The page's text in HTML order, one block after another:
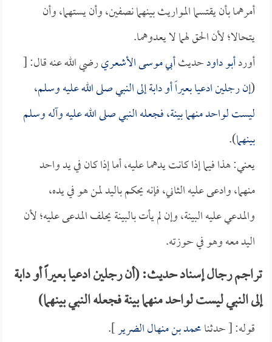
أمرهما بأن يقتسما المواريث بينهما نصفين، وأن يستهما، وأن
يتحالا؛ لأن الحق لهما لا يعدوهما.
أوردأبو داودحديثأبي موسى الأشعريرضي الله عنه قال: [
(إن رجلين ادعيا بعيراً أو دابة إلى النبي صلى الله عليه وسلم،
ليست لواحد منهما بينة، فجعله النبي صلى الله عليه وآله وسلم
بينهما).
يعني: هذا فيما إذا كانت يدهما عليه، أما إذا كان في يد واحد
منهما، وادعى عليه الثاني، فإنه يحكم باليد لمن هو في يده،
والمدعي عليه البينة، وإن لم يأت بالبينة يحلف المدعى عليه؛ لأن
اليد معه وهو في حوزته.
تراجم رجال إسناد حديث: (أن رجلين ادعيا بعيراً أو دابة
إلى النبي ليست لواحد منهما بينة فجعله النبي بينهما)
قوله: [ حدثنامحمد بن منهال الضرير].